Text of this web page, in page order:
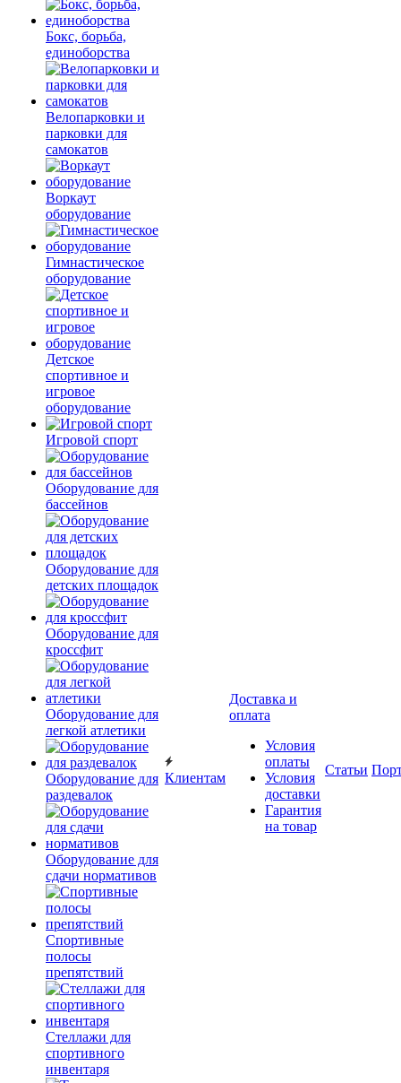
Бокс, борьба,
единоборства
Велопарковки и
парковки для
самокатов
Воркаут
оборудование
Гимнастическое
оборудование
Детское
спортивное и
игровое
оборудование
Игровой спорт
Оборудование для
бассейнов
Оборудование для
детских площадок
Оборудование для
кроссфит
Оборудование для
легкой атлетики
Оборудование для
раздевалок
Оборудование для
сдачи нормативов
Спортивные
полосы
препятствий
Стеллажи для
спортивного
инвентаря
Клиентам
Доставка и
оплата
Условия
оплаты
Условия
доставки
Гарантия
на товар
Статьи